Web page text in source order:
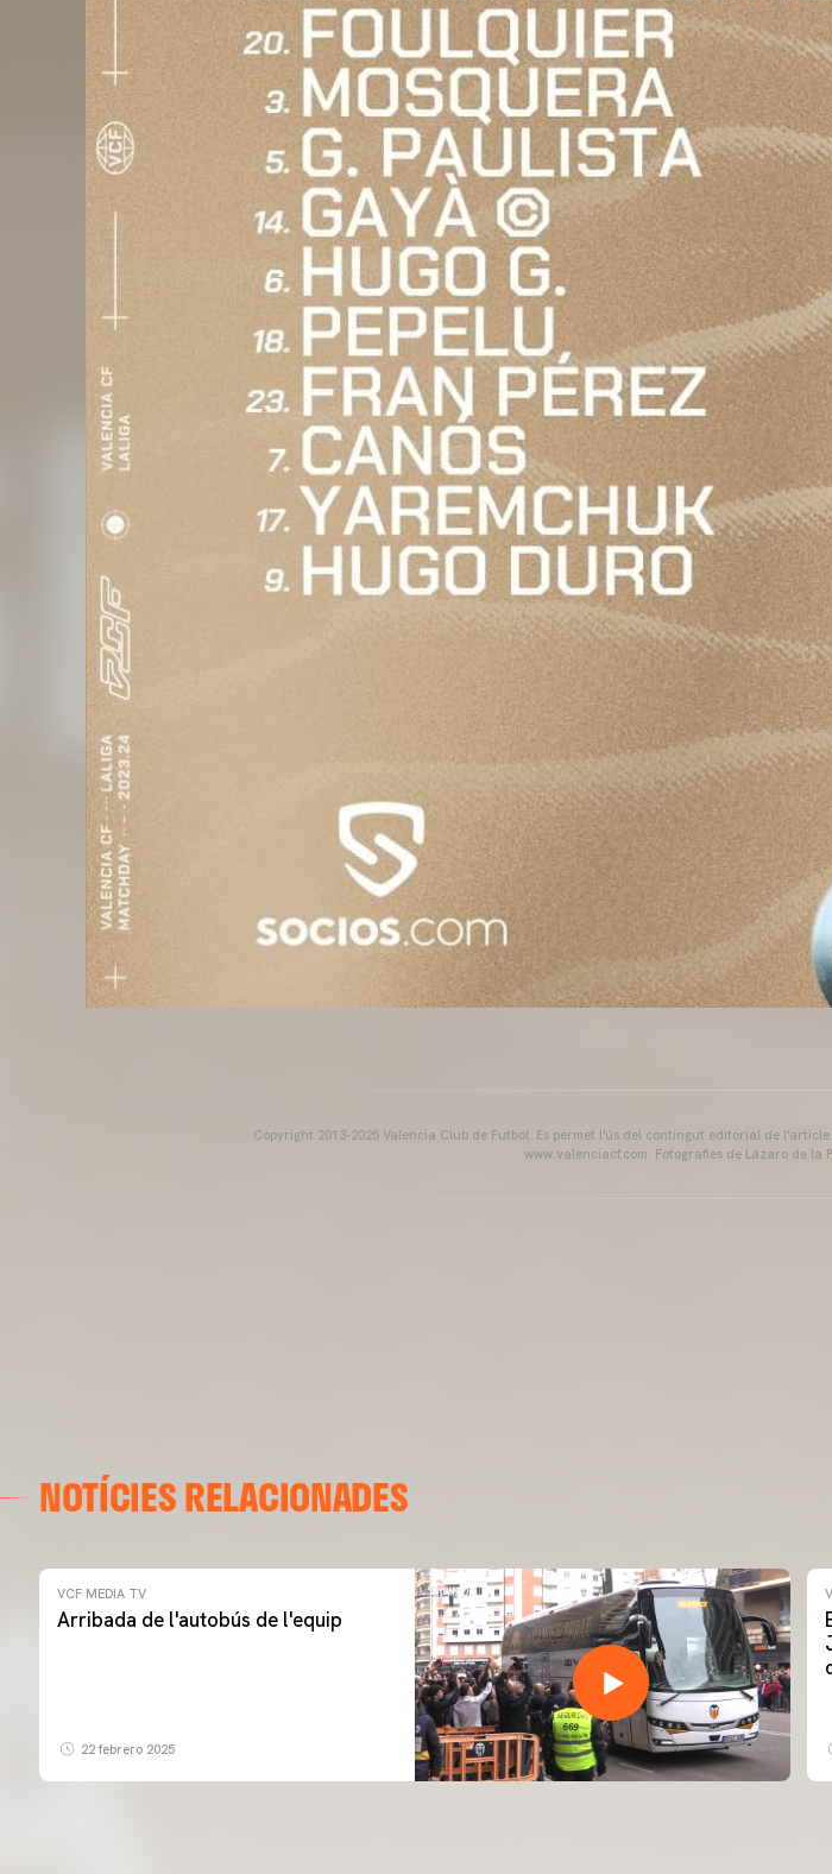
Copyright 2013-2025 Valencia Club de Futbol. Es permet l'ús del contingut editorial de
www.valenciacf.com. Fotografies de Lázaro de
NOTÍCIES RELACIONADES
VCF MEDIA TV
Arribada de l'autobús de l'equip
22 febrero 2025